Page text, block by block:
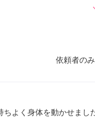
依頼者の
よく身体を動かせまし